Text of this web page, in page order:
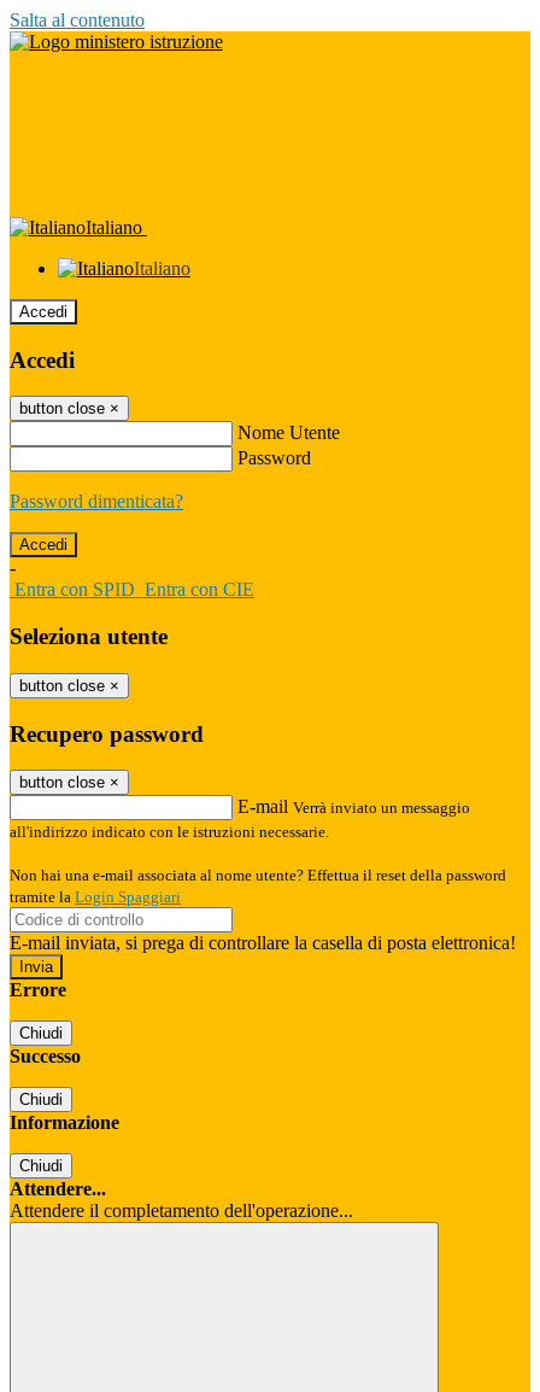
Salta al contenuto
Italiano
Italiano
Accedi
Accedi
button close ×
Nome Utente
Password
Password dimenticata?
-
Entra con SPID Entra con CIE
Seleziona utente
button close ×
Recupero password
button close ×
E-mail Verrà inviato un messaggio
all'indirizzo indicato con le istruzioni necessarie.
Non hai una e-mail associata al nome utente? Effettua il reset della password
tramite la Login Spaggiari
E-mail inviata, si prega di controllare la casella di posta elettronica!
Errore
Chiudi
Successo
Chiudi
Informazione
Chiudi
Attendere...
Attendere il completamento dell'operazione...